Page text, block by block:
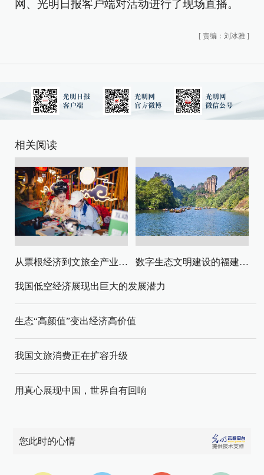
网、光明日报客户端对活动进行了现场直播。
[ 责编：刘冰雅 ]
相关阅读
从票根经济到文旅全产业链升级 数字生态文明建设的福建路径与启示
我国低空经济展现出巨大的发展潜力
生态“高颜值”变出经济高价值
我国文旅消费正在扩容升级
用真心展现中国，世界自有回响
您此时的心情